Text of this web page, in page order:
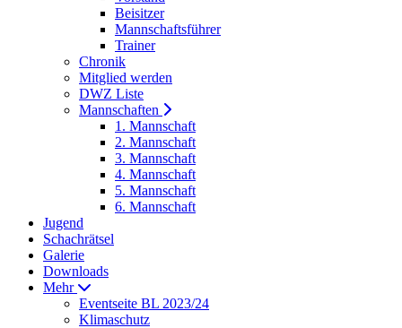
Beisitzer
Mannschaftsführer
Trainer
Chronik
Mitglied werden
DWZ Liste
Mannschaften
1. Mannschaft
2. Mannschaft
3. Mannschaft
4. Mannschaft
5. Mannschaft
6. Mannschaft
Jugend
Schachrätsel
Galerie
Downloads
Mehr
Eventseite BL 2023/24
Klimaschutz